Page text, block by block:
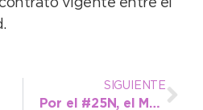
vigente entre el
SIGUIENTE
Por el #25N, el Municipio presentó un Recursero de asistencia para las víctimas de violencia